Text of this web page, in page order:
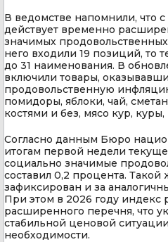
В ведомстве напомнили, что с
действует временно
значимых
него входили 19 позиций, то
до 31 наименования. В
включили товары,
продовольственную
помидоры, яблоки, чай,
костями и без, мясо кур,
Согласно данным Бюро
итогам первой недели
социально значимые
составил 0,2 процента. Такой
зафиксирован и за
При этом в 2026 году индекс
расширенного перечня, что
стабильной ценовой
необходимости.